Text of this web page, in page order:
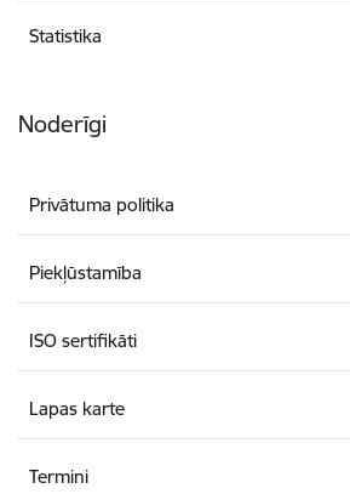
Statistika
Noderīgi
Privātuma politika
Piekļūstamība
ISO sertifikāti
Lapas karte
Termini